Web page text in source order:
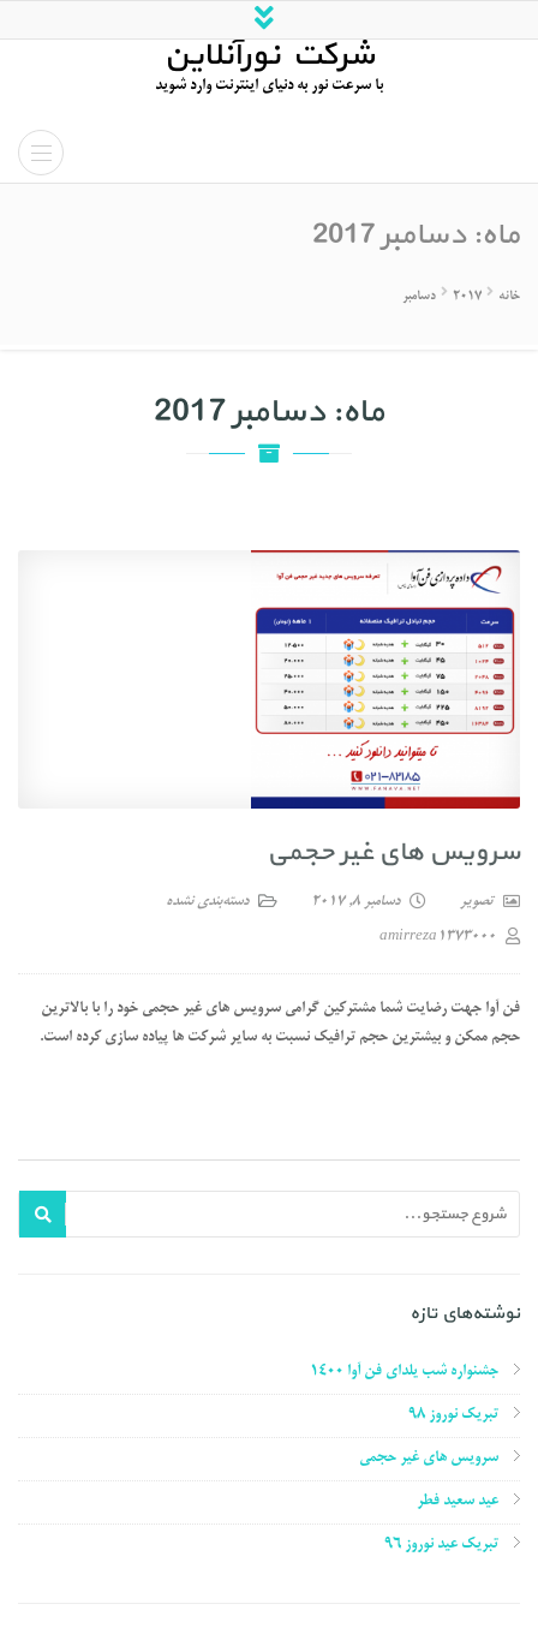
شرکت نورآنلاین
با سرعت نور به دنیای اینترنت وارد شوید
ماه:دسامبر 2017
خانه 2017 دسامبر
ماه: دسامبر 2017
سرویس های غیر حجمی
تصویر دسامبر 8, 2017 دسته‌بندی نشده
amirreza1373000
فن آوا جهت رضایت شما مشترکین گرامی سرویس های غیر حجمی خود را با بالاترین
حجم ممکن و بیشترین حجم ترافیک نسبت به سایر شرکت ها پیاده سازی کرده است.
نوشته‌های تازه
جشنواره شب یلدای فن آوا ۱۴۰۰
تبریک نوروز ۹۸
سرویس های غیر حجمی
عید سعید فطر
تبریک عید نوروز ۹۶